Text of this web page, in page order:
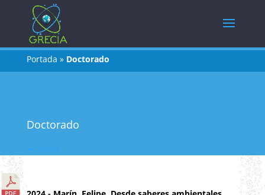
Portada » Doctorado
Doctorado